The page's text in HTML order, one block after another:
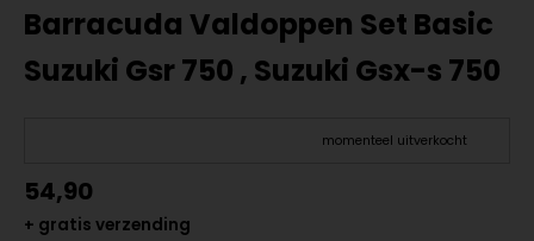
Barracuda Valdoppen Set Basic
Suzuki Gsr 750 , Suzuki Gsx-s 750
momenteel uitverkocht
54,90
+ gratis verzending